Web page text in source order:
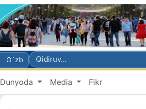
O`zb
Dunyoda Media Fikr